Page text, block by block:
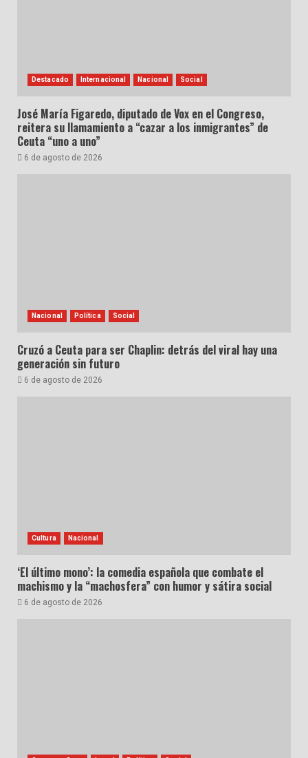
Destacado Internacional Nacional Social
José María Figaredo, diputado de Vox en el Congreso,
reitera su llamamiento a “cazar a los inmigrantes” de
Ceuta “uno a uno”
6 de agosto de 2026
Nacional Política Social
Cruzó a Ceuta para ser Chaplin: detrás del viral hay una
generación sin futuro
6 de agosto de 2026
Cultura Nacional
‘El último mono’: la comedia española que combate el
machismo y la “machosfera” con humor y sátira social
6 de agosto de 2026